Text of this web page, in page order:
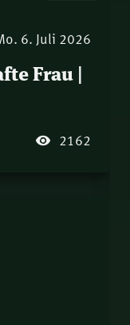
6. Juli 2026
Frau |
2162